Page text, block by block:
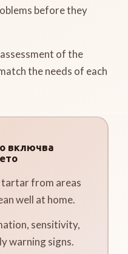
before they
of the
the needs of each
включва
tartar from areas
well at home.
sensitivity,
warning signs.